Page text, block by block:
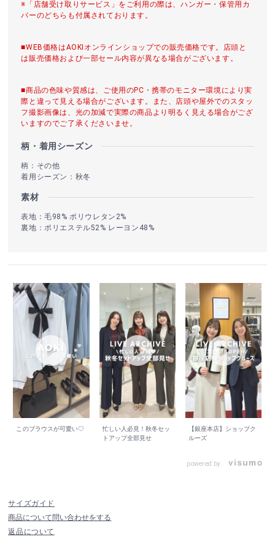
※「店舗受け取りサービス」をご利用の際は、ハンガー・保管用カ
バーのどちらも付属されております。
■WEB価格はAOKIオンラインショップでの販売価格です。店頭と
は販売価格および一部セール内容が異なる場合がございます。
■商品の色味や質感は、ご使用のPC・携帯のモニター環境により実
際と違って見える場合がございます。また、店頭や屋外でのスタッ
フ撮影画像は、光の加減で実際の商品より明るく見える場合がござ
いますのでご了承くださいませ。
柄・着用シーズン
柄：その他
着用シーズン：秋冬
素材
表地：毛98% ポリウレタン2%
裏地：ポリエステル52% レーヨン48%
このブラウスが可愛い♡
忙しい人必見！秋冬セッ
トアップ全部見せ
【銀座本店】ショップク
ルーズ
powered by
サイズガイド
商品について問い合わせをする
返品について